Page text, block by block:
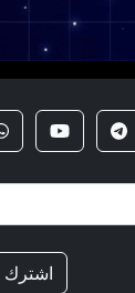
اشترك